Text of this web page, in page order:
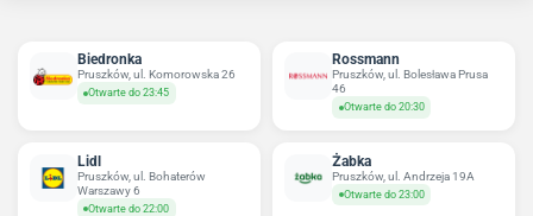
Biedronka
Pruszków, ul. Komorowska 26
Otwarte do 23:45
Rossmann
Pruszków, ul. Bolesława Prusa
46
Otwarte do 20:30
Lidl
Pruszków, ul. Bohaterów
Warszawy 6
Otwarte do 22:00
Żabka
Pruszków, ul. Andrzeja 19A
Otwarte do 23:00